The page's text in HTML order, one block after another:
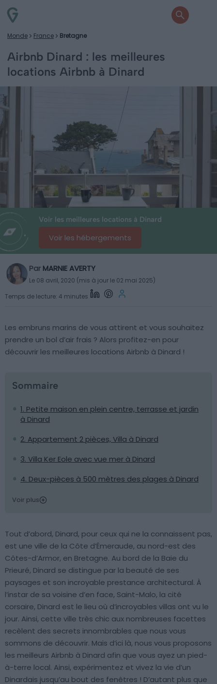
Monde France Bretagne
Airbnb Dinard : les meilleures
locations Airbnb à Dinard
Voir les meilleures locations à Dinard
Voir les hébergements
Par MARNIE AVERTY
Le 08 avril, 2020 (mis à jour le 02 mai 2025)
Temps de lecture: 4 minutes
Les embruns marins de vous attirent et vous souhaitez
prendre un bol d’air frais ? Alors profitez-en pour
découvrir les meilleures locations Airbnb à Dinard !
Sommaire
1. Petite maison en plein centre, terrasse et jardin
à Dinard
2. Appartement 2 pièces, Villa à Dinard
3. Villa Ker Eole avec vue mer à Dinard
4. Deux-pièces à 500 mètres des plages à Dinard
Voir plus
Tout d’abord, Dinard, pour ceux qui ne la connaissent pas,
est une ville de la Côte d’Émeraude, au nord-est des
Côtes-d’Armor, en Bretagne. Au bord de la Baie du
Prieuré, Dinard se distingue par la beauté de ses
paysages et son incroyable prestance architectural. À
l’instar de sa voisine d’en face, Saint-Malo, la cité
corsaire, Dinard est le lieu où d’incroyables villas ont vu le
jour. Ainsi, cette ville très chic aux nombreuses facettes
recèlent des secrets innombrables que nous vous
sommons de découvrir. Mais d’ici là, nous vous proposons
les meilleurs Airbnb à Dinard afin que vous ayez un pied-
à-terre local. Ainsi, expérimentez et vivez la vie d’un
Dinardais jusqu’au bout des fenêtres ! D’autant plus que